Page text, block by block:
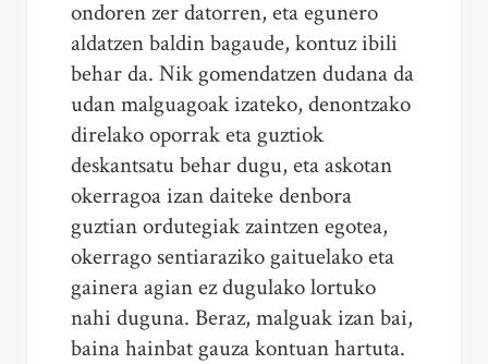
ondoren zer datorren, eta egunero
aldatzen baldin bagaude, kontuz ibili
behar da. Nik gomendatzen dudana da
udan malguagoak izateko, denontzako
direlako oporrak eta guztiok
deskantsatu behar dugu, eta askotan
okerragoa izan daiteke denbora
guztian ordutegiak zaintzen egotea,
okerrago sentiaraziko gaituelako eta
gainera agian ez dugulako lortuko
nahi duguna. Beraz, malguak izan bai,
baina hainbat gauza kontuan hartuta.